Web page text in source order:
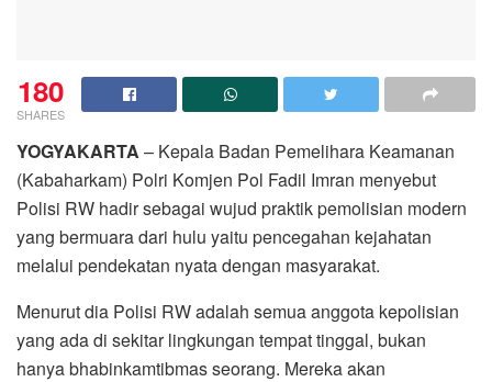
180
SHARES
YOGYAKARTA – Kepala Badan Pemelihara Keamanan
(Kabaharkam) Polri Komjen Pol Fadil Imran menyebut
Polisi RW hadir sebagai wujud praktik pemolisian modern
yang bermuara dari hulu yaitu pencegahan kejahatan
melalui pendekatan nyata dengan masyarakat.
Menurut dia Polisi RW adalah semua anggota kepolisian
yang ada di sekitar lingkungan tempat tinggal, bukan
hanya bhabinkamtibmas seorang. Mereka akan